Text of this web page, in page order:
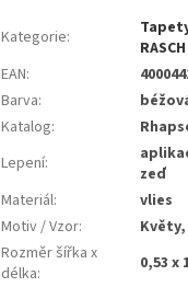
Kategorie:
RASCH
EAN:
Barva:
Katalog:
Lepení:
zeď
Materiál:
vlies
Motiv / Vzor:
Rozměr šířka x
délka:
0,53 x